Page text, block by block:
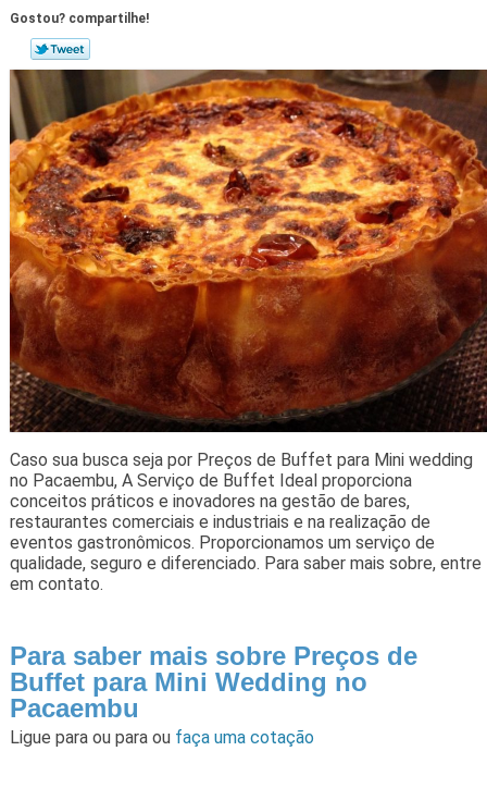
Gostou? compartilhe!
Caso sua busca seja por Preços de Buffet para Mini wedding
no Pacaembu, A Serviço de Buffet Ideal proporciona
conceitos práticos e inovadores na gestão de bares,
restaurantes comerciais e industriais e na realização de
eventos gastronômicos. Proporcionamos um serviço de
qualidade, seguro e diferenciado. Para saber mais sobre, entre
em contato.
Para saber mais sobre Preços de
Buffet para Mini Wedding no
Pacaembu
Ligue para ou para ou faça uma cotação